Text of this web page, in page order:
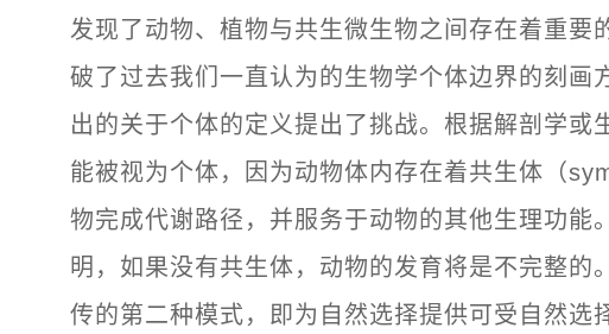
发现了动物、植物与共生微生物之间存在着重要
破了过去我们一直认为的生物学个体边界的刻画
出的关于个体的定义提出了挑战。根据解剖学或
能被视为个体，因为动物体内存在着共生体（
物完成代谢路径，并服务于动物的其他生理功能
明，如果没有共生体，动物的发育将是不完整的
传的第二种模式，即为自然选择提供可受自然选